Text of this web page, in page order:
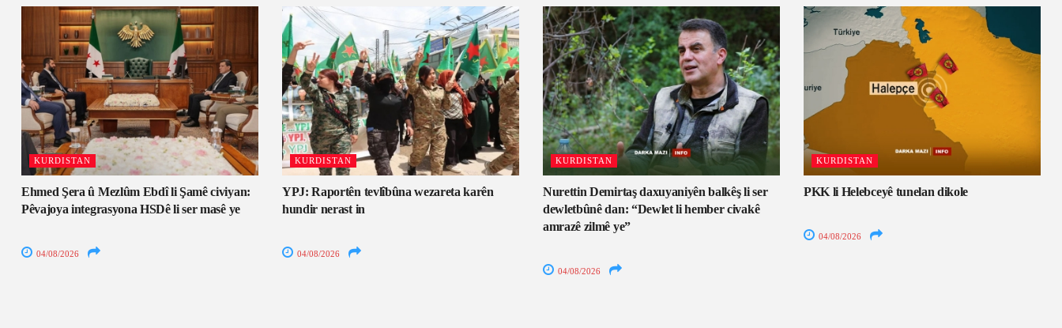
KURDISTAN
Ehmed Şera û Mezlûm Ebdî li Şamê civiyan:
Pêvajoya integrasyona HSDê li ser masê ye
04/08/2026
KURDISTAN
YPJ: Raportên tevlîbûna wezareta karên
hundir nerast in
04/08/2026
KURDISTAN
Nurettin Demirtaş daxuyaniyên balkêş li ser
dewletbûnê dan: “Dewlet li hember civakê
amrazê zilmê ye”
04/08/2026
KURDISTAN
PKK li Helebceyê tunelan dikole
04/08/2026